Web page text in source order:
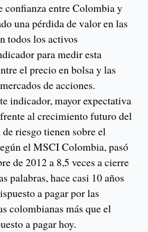
confianza entre Colombia y
una pérdida de valor en las
todos los activos
para medir esta
el precio en bolsa y las
de acciones.
indicador, mayor expectativa
al crecimiento futuro del
riesgo tienen sobre el
el MSCI Colombia, pasó
de 2012 a 8,5 veces a cierre
palabras, hace casi 10 años
a pagar por las
colombianas más que el
a pagar hoy.